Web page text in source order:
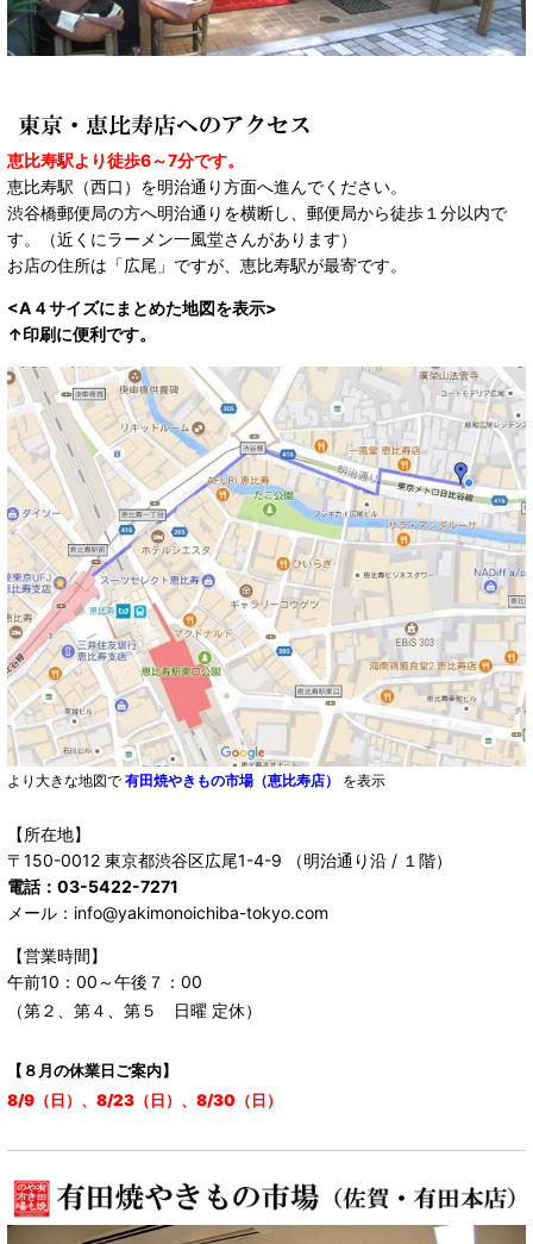
恵比寿駅より徒歩6～7分です。
恵比寿駅（西口）を明治通り方面へ進んでください。
渋谷橋郵便局の方へ明治通りを横断し、郵便局から徒歩１分以内で
す。（近くにラーメン一風堂さんがあります）
お店の住所は「広尾」ですが、恵比寿駅が最寄です。
<A４サイズにまとめた地図を表示>
↑印刷に便利です。
より大きな地図で 有田焼やきもの市場（恵比寿店） を表示
【所在地】
〒150-0012 東京都渋谷区広尾1-4-9 （明治通り沿 / １階）
電話：03-5422-7271
メール：info@yakimonoichiba-tokyo.com
【営業時間】
午前10：00～午後７：00
（第２、第４、第５ 日曜 定休）
【８月の休業日ご案内】
8/9（日）、8/23（日）、8/30（日）